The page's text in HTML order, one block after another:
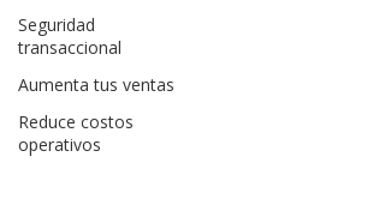
Seguridad
transaccional
Aumenta tus ventas
Reduce costos
operativos